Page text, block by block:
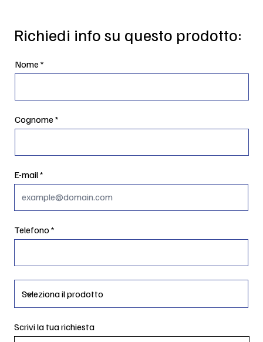
Richiedi info su questo prodotto:
Nome
Cognome
E-mail
Telefono
Scrivi la tua richiesta